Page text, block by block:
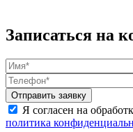
Записаться на
Я согласен на
политика